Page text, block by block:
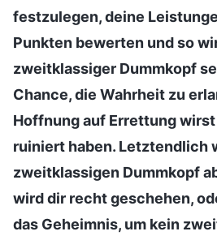
festzulegen, deine
Punkten bewerten und so
zweitklassiger Dummkopf
Chance, die Wahrheit zu
Hoffnung auf Errettung
ruiniert haben. Letztendlich
zweitklassigen Dummkopf
wird dir recht geschehen,
das Geheimnis, um kein